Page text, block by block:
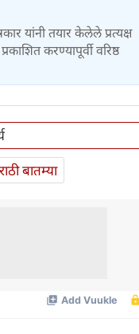
यांनी तयार केलेले प्रत्यक्ष
करण्यापूर्वी वरिष्ठ
बातम्या